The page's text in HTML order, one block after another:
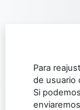
Para
de usuario
Si